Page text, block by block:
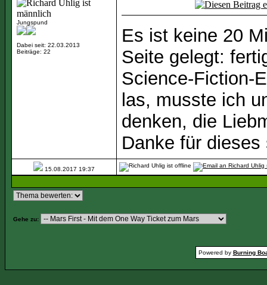
Jungspund
Dabei seit: 22.03.2013
Beiträge: 22
Es ist keine 20
Seite gelegt:
Science-Fiction-
las, musste ich
denken, die
Danke für
15.08.2017 19:37
Gehe zu:
Powered by Burning